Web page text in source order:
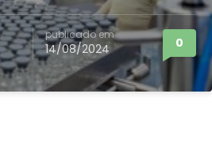
publicado em
14/08/2024 0